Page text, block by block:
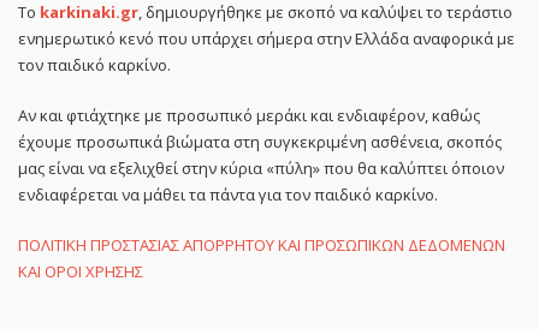
Το karkinaki.gr, δημιουργήθηκε με σκοπό να καλύψει το τεράστιο
ενημερωτικό κενό που υπάρχει σήμερα στην Ελλάδα αναφορικά με
τον παιδικό καρκίνο.
Αν και φτιάχτηκε με προσωπικό μεράκι και ενδιαφέρον, καθώς
έχουμε προσωπικά βιώματα στη συγκεκριμένη ασθένεια, σκοπός
μας είναι να εξελιχθεί στην κύρια «πύλη» που θα καλύπτει όποιον
ενδιαφέρεται να μάθει τα πάντα για τον παιδικό καρκίνο.
ΠΟΛΙΤΙΚΗ ΠΡΟΣΤΑΣΙΑΣ ΑΠΟΡΡΗΤΟΥ ΚΑΙ ΠΡΟΣΩΠΙΚΩΝ ΔΕΔΟΜΕΝΩΝ
ΚΑΙ ΟΡΟΙ ΧΡΗΣΗΣ